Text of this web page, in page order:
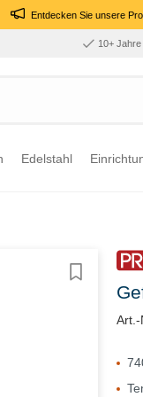
Entdecken Sie unsere
10+
Edelstahl
Art.-